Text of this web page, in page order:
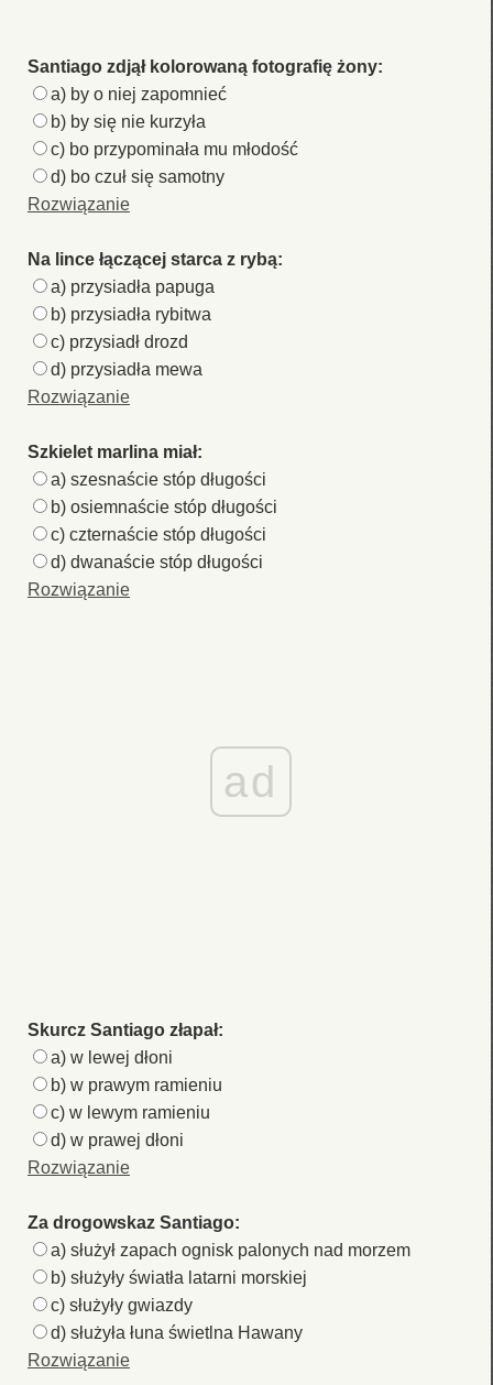
Santiago zdjął kolorowaną fotografię żony:
a) by o niej zapomnieć
b) by się nie kurzyła
c) bo przypominała mu młodość
d) bo czuł się samotny
Rozwiązanie
Na lince łączącej starca z rybą:
a) przysiadła papuga
b) przysiadła rybitwa
c) przysiadł drozd
d) przysiadła mewa
Rozwiązanie
Szkielet marlina miał:
a) szesnaście stóp długości
b) osiemnaście stóp długości
c) czternaście stóp długości
d) dwanaście stóp długości
Rozwiązanie
ad
Skurcz Santiago złapał:
a) w lewej dłoni
b) w prawym ramieniu
c) w lewym ramieniu
d) w prawej dłoni
Rozwiązanie
Za drogowskaz Santiago:
a) służył zapach ognisk palonych nad morzem
b) służyły światła latarni morskiej
c) służyły gwiazdy
d) służyła łuna świetlna Hawany
Rozwiązanie